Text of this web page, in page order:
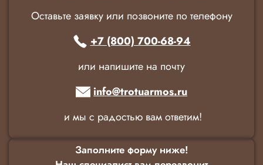
Оставьте заявку или позвоните по телефону
+7 (800) 700-68-94
или напишите на почту
info@trotuarmos.ru
и мы с радостью вам ответим!
Заполните форму ниже!